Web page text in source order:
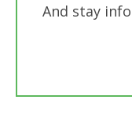
And stay